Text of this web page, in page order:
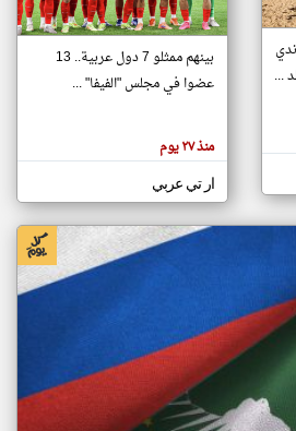
تغيير الدولة
اخبار جزر القمر على مدار الساعة
أهم اخبار جزر القمر العاجلة والمباشرة
...
بينهم ممثلو 7 دول عربية.. 13
عضوا في مجلس "الفيفا" ...
منذ ٢٧ يوم
ار تي عربي
klyoum.com